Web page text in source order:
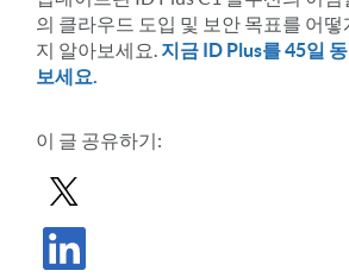
의 클라우드 도입 및 보안 목표를 어
지 알아보세요. 지금 ID Plus를 45일
보세요.
이 글 공유하기:
X로 게시물 공유하기